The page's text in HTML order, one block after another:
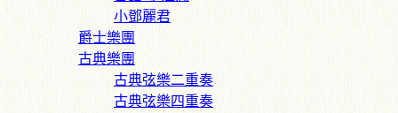
小鄧麗君
爵士樂團
古典樂團
古典弦樂二重奏
古典弦樂四重奏